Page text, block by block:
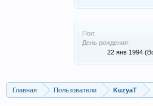
Пол:
День рождения:
22 янв 1994
Главная Пользователи KuzyaT